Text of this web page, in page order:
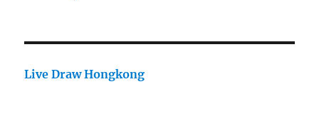
Live Draw Hongkong